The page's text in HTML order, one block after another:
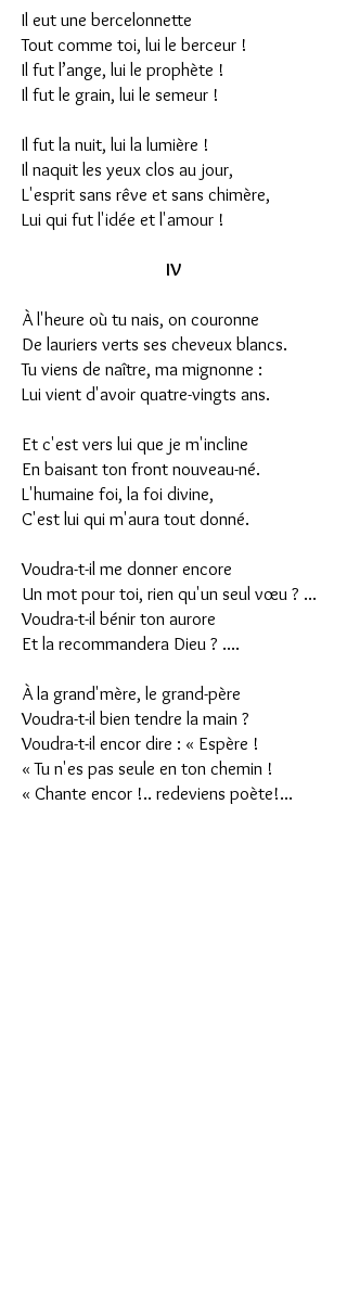
Il eut une bercelonnette
Tout comme toi, lui le berceur !
Il fut l’ange, lui le prophète !
Il fut le grain, lui le semeur !
Il fut la nuit, lui la lumière !
Il naquit les yeux clos au jour,
L'esprit sans rêve et sans chimère,
Lui qui fut l'idée et l'amour !
IV
À l'heure où tu nais, on couronne
De lauriers verts ses cheveux blancs.
Tu viens de naître, ma mignonne :
Lui vient d'avoir quatre-vingts ans.
Et c'est vers lui que je m'incline
En baisant ton front nouveau-né.
L'humaine foi, la foi divine,
C'est lui qui m'aura tout donné.
Voudra-t-il me donner encore
Un mot pour toi, rien qu'un seul vœu ? ...
Voudra-t-il bénir ton aurore
Et la recommandera Dieu ? ....
À la grand'mère, le grand-père
Voudra-t-il bien tendre la main ?
Voudra-t-il encor dire : « Espère !
« Tu n'es pas seule en ton chemin !
« Chante encor !.. redeviens poète!...